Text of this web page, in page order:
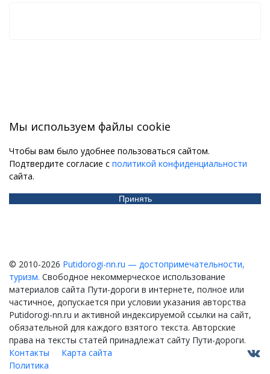
Мы используем файлы cookie
Чтобы вам было удобнее пользоваться сайтом.
Подтвердите согласие с политикой конфиденциальности
сайта.
Принять
© 2010-2026 Putidorogi-nn.ru — достопримечательности,
туризм. Свободное некоммерческое использование
материалов сайта Пути-дороги в интернете, полное или
частичное, допускается при условии указания авторства
Putidorogi-nn.ru и активной индексируемой ссылки на сайт,
обязательной для каждого взятого текста. Авторские
права на тексты статей принадлежат сайту Пути-дороги.
Контакты
Карта сайта
Политика